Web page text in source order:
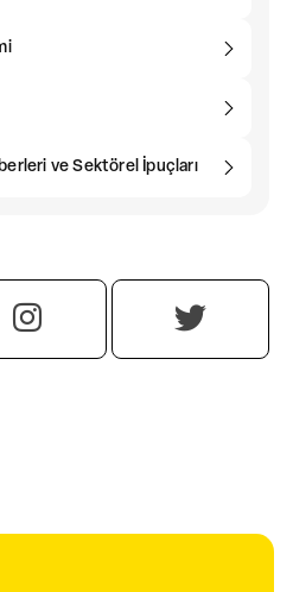
ve Sektörel İpuçları